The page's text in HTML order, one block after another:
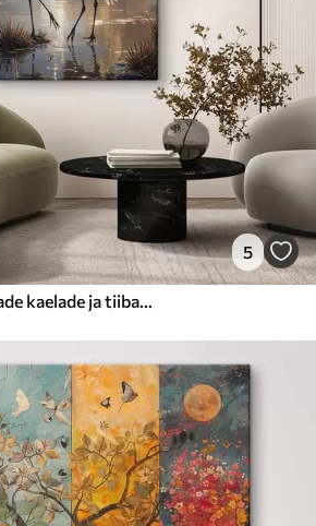
5
Kaks suurt halli, pikkade kaelade ja tiibadega kraanat, mis seisavad puudest ümbritsetud udujärves